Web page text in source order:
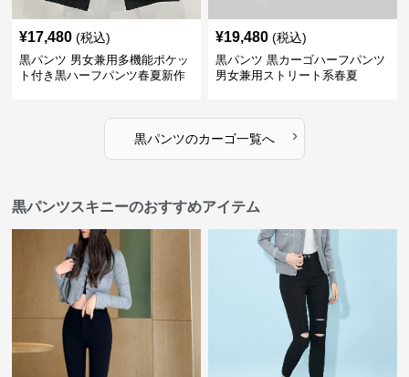
¥17,480 (税込)
黒パンツ 男女兼用多機能ポケッ
ト付き黒ハーフパンツ春夏新作
¥19,480 (税込)
黒パンツ 黒カーゴハーフパンツ
男女兼用ストリート系春夏
黒パンツのカーゴ一覧へ ›
黒パンツスキニーのおすすめアイテム